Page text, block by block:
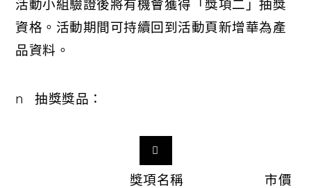
活動小組驗證後將有機會獲得「獎項二」抽獎
資格。活動期間可持續回到活動頁新增華為產
品資料。
n抽獎獎品：

獎項名稱 市價